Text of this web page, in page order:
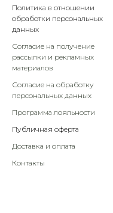
Политика в отношении
обработки персональных
данных
Согласие на получение
рассылки и рекламных
материалов
Согласие на обработку
персональных данных
Программа лояльности
Публичная оферта
Доставка и оплата
Контакты